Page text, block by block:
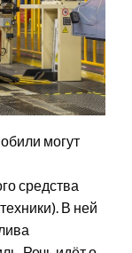
могут
средства
В ней